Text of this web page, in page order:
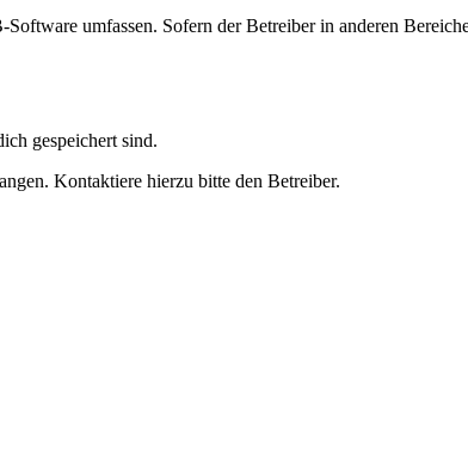
umfassen. Sofern der Betreiber in anderen
gespeichert sind.
Kontaktiere hierzu bitte den Betreiber.